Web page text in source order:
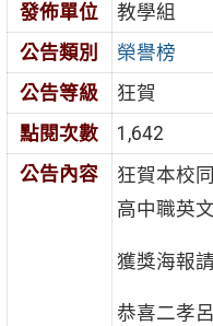
發佈單位
教學組
公告類別
榮譽榜
公告等級
狂賀
點閱次數
1,642
公告內容
狂賀本校
高中職英
獲獎海報
恭喜二孝